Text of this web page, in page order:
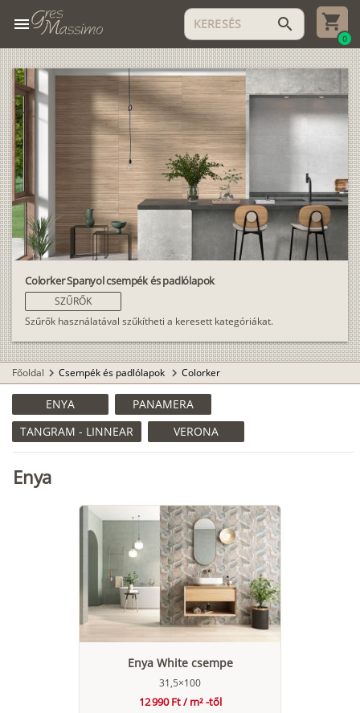
menu search
0
Colorker Spanyol csempék és padlólapok
SZŰRŐK
Szűrők használatával szűkítheti a keresett kategóriákat.
Főoldal chevron_right Csempék és padlólapok chevron_right Colorker
ENYA
PANAMERA
TANGRAM - LINNEAR
VERONA
Enya
Enya White csempe
31,5×100
12 990 Ft / m² -től